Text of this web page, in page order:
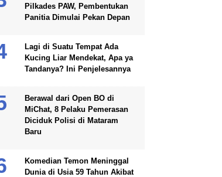
Pilkades PAW, Pembentukan
Panitia Dimulai Pekan Depan
Lagi di Suatu Tempat Ada
Kucing Liar Mendekat, Apa ya
Tandanya? Ini Penjelesannya
Berawal dari Open BO di
MiChat, 8 Pelaku Pemerasan
Diciduk Polisi di Mataram
Baru
Komedian Temon Meninggal
Dunia di Usia 59 Tahun Akibat